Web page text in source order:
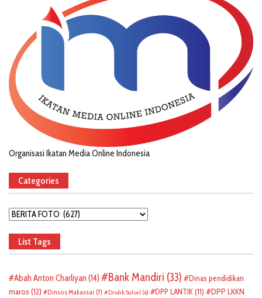
Organisasi Ikatan Media Online Indonesia
Categories
Categories
List Tags
Abah Anton Charliyan (14) Bank Mandiri (33)
Dinas pendidikan
maros (12) Dinsos Makassar (7) Disdik Sulsel (6) DPP LANTIK(11)
DPP LKKN